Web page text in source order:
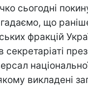
сьогодні
що
фракцій
секретаріаті
викладені